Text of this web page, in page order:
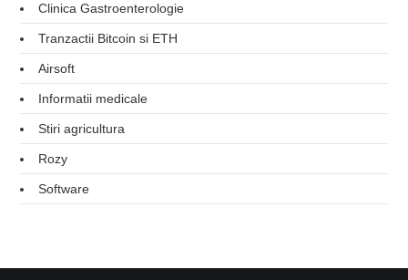
Clinica Gastroenterologie
Tranzactii Bitcoin si ETH
Airsoft
Informatii medicale
Stiri agricultura
Rozy
Software